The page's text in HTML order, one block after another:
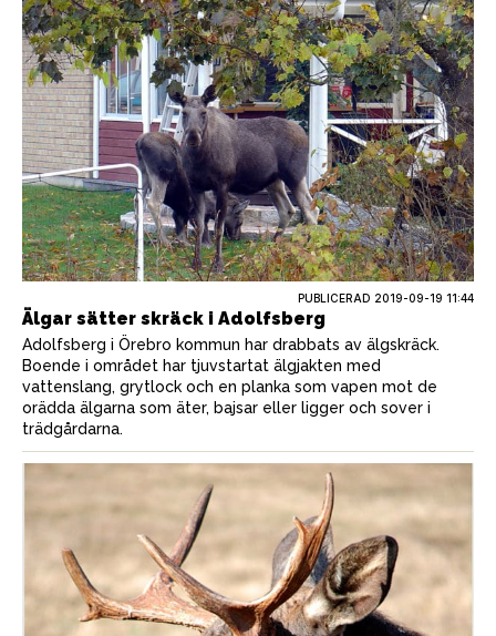
PUBLICERAD 2019-09-19 11:44
Älgar sätter skräck i Adolfsberg
Adolfsberg i Örebro kommun har drabbats av älgskräck.
Boende i området har tjuvstartat älgjakten med
vattenslang, grytlock och en planka som vapen mot de
orädda älgarna som äter, bajsar eller ligger och sover i
trädgårdarna.